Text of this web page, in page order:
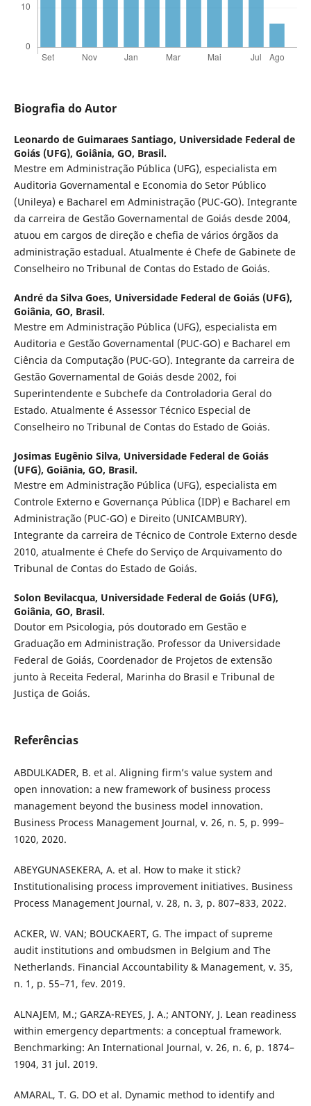
Biografia do Autor
Leonardo de Guimaraes Santiago, Universidade Federal de
Goiás (UFG), Goiânia, GO, Brasil.
Mestre em Administração Pública (UFG), especialista em
Auditoria Governamental e Economia do Setor Público
(Unileya) e Bacharel em Administração (PUC-GO). Integrante
da carreira de Gestão Governamental de Goiás desde 2004,
atuou em cargos de direção e chefia de vários órgãos da
administração estadual. Atualmente é Chefe de Gabinete de
Conselheiro no Tribunal de Contas do Estado de Goiás.
André da Silva Goes, Universidade Federal de Goiás (UFG),
Goiânia, GO, Brasil.
Mestre em Administração Pública (UFG), especialista em
Auditoria e Gestão Governamental (PUC-GO) e Bacharel em
Ciência da Computação (PUC-GO). Integrante da carreira de
Gestão Governamental de Goiás desde 2002, foi
Superintendente e Subchefe da Controladoria Geral do
Estado. Atualmente é Assessor Técnico Especial de
Conselheiro no Tribunal de Contas do Estado de Goiás.
Josimas Eugênio Silva, Universidade Federal de Goiás
(UFG), Goiânia, GO, Brasil.
Mestre em Administração Pública (UFG), especialista em
Controle Externo e Governança Pública (IDP) e Bacharel em
Administração (PUC-GO) e Direito (UNICAMBURY).
Integrante da carreira de Técnico de Controle Externo desde
2010, atualmente é Chefe do Serviço de Arquivamento do
Tribunal de Contas do Estado de Goiás.
Solon Bevilacqua, Universidade Federal de Goiás (UFG),
Goiânia, GO, Brasil.
Doutor em Psicologia, pós doutorado em Gestão e
Graduação em Administração. Professor da Universidade
Federal de Goiás, Coordenador de Projetos de extensão
junto à Receita Federal, Marinha do Brasil e Tribunal de
Justiça de Goiás.
Referências
ABDULKADER, B. et al. Aligning firm’s value system and
open innovation: a new framework of business process
management beyond the business model innovation.
Business Process Management Journal, v. 26, n. 5, p. 999–
1020, 2020.
ABEYGUNASEKERA, A. et al. How to make it stick?
Institutionalising process improvement initiatives. Business
Process Management Journal, v. 28, n. 3, p. 807–833, 2022.
ACKER, W. VAN; BOUCKAERT, G. The impact of supreme
audit institutions and ombudsmen in Belgium and The
Netherlands. Financial Accountability & Management, v. 35,
n. 1, p. 55–71, fev. 2019.
ALNAJEM, M.; GARZA-REYES, J. A.; ANTONY, J. Lean readiness
within emergency departments: a conceptual framework.
Benchmarking: An International Journal, v. 26, n. 6, p. 1874–
1904, 31 jul. 2019.
AMARAL, T. G. DO et al. Dynamic method to identify and